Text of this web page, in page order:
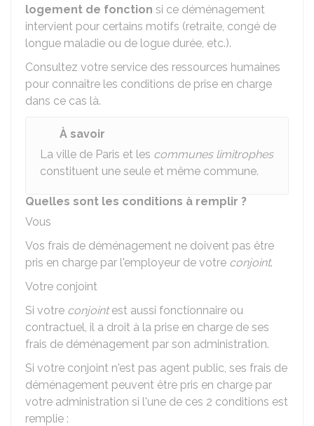
logement de fonction si ce déménagement
intervient pour certains motifs (retraite, congé de
longue maladie ou de logue durée, etc.).
Consultez votre service des ressources humaines
pour connaître les conditions de prise en charge
dans ce cas là.
À savoir
La ville de Paris et les communes limitrophes
constituent une seule et même commune.
Quelles sont les conditions à remplir ?
Vous
Vos frais de déménagement ne doivent pas être
pris en charge par l'employeur de votre conjoint.
Votre conjoint
Si votre conjointest aussi fonctionnaire ou
contractuel, il a droit à la prise en charge de ses
frais de déménagement par son administration.
Si votre conjoint n'est pas agent public, ses frais de
déménagement peuvent être pris en charge par
votre administration si l'une de ces 2 conditions est
remplie :